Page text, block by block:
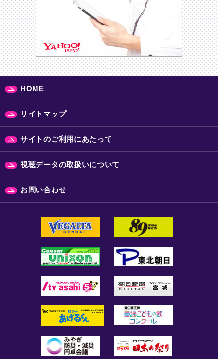
HOME
サイトマップ
サイトのご利用にあたって
視聴データの取扱いについて
お問い合わせ